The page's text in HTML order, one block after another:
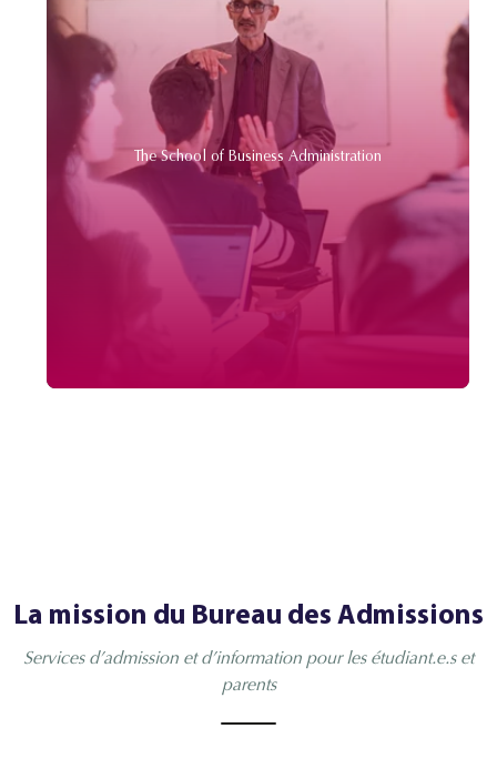
The School of Business Administration
La mission du Bureau des Admissions
Services d’admission et d’information pour les étudiant.e.s et
parents